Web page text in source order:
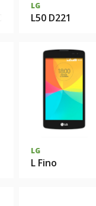
LG
L50 D221
LG
L Fino